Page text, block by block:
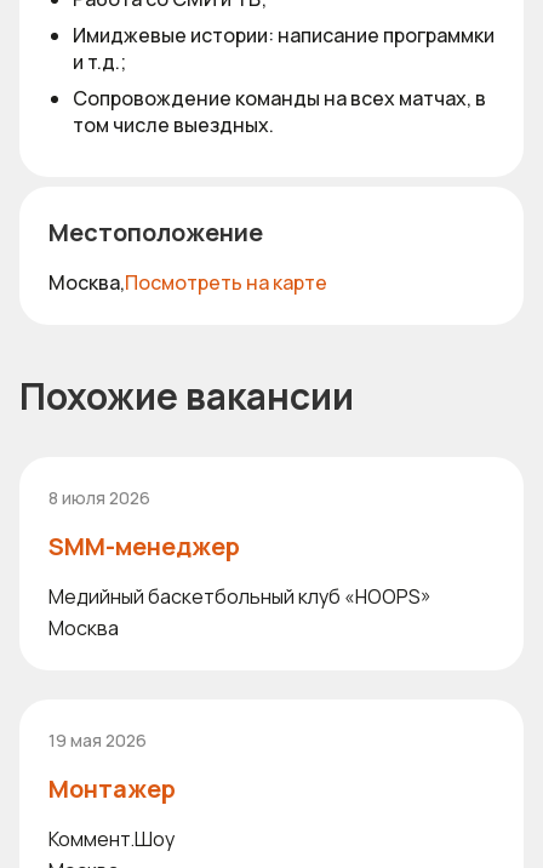
Имиджевые истории: написание программки
и т.д.;
Сопровождение команды на всех матчах, в
том числе выездных.
Местоположение
Москва,Посмотреть на карте
Похожие вакансии
8 июля 2026
SMM-менеджер
Медийный баскетбольный клуб «HOOPS»
Москва
19 мая 2026
Монтажер
Коммент.Шоу